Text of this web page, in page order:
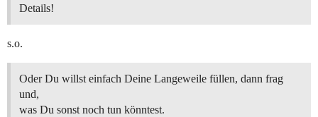
Details!
s.o.
Oder Du willst einfach Deine Langeweile füllen, dann frag
und,
was Du sonst noch tun könntest.